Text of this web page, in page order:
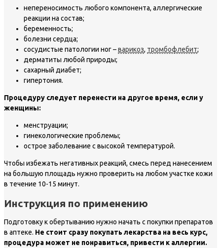
непереносимость любого компонента, аллергические
реакции на состав;
беременность;
болезни сердца;
сосудистые патологии ног –варикоз, тромбофлебит;
дерматиты любой природы;
сахарный диабет;
гипертония.
Процедуру следует перенести на другое время, если у
женщины:
менструации;
гинекологические проблемы;
острое заболевание с высокой температурой.
Чтобы избежать негативных реакций, смесь перед нанесением
на большую площадь нужно проверить на любом участке кожи
в течение 10-15 минут.
Инструкция по применению
Подготовку к обертыванию нужно начать с покупки препаратов
в аптеке. Не стоит сразу покупать лекарства на весь курс,
процедура может не понравиться, привести к аллергии.